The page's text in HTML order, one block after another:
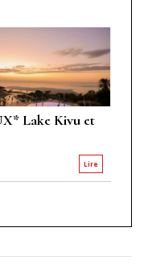
Lake Kivu et
Lire